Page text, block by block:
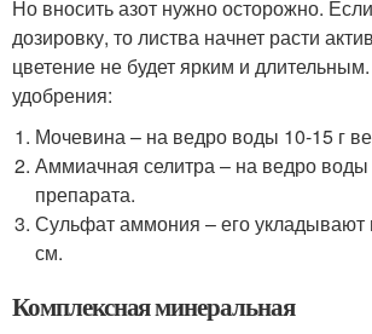
Но вносить азот нужно осторожно.
дозировку, то листва начнет расти
цветение не будет ярким и
удобрения:
Мочевина – на ведро воды 10-15 г
Аммиачная селитра – на ведро воды
препарата.
Сульфат аммония – его укладывают
см.
Комплексная минеральная